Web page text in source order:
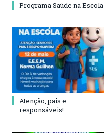
Programa Saúde na Escola
Atenção, pais e
responsáveis!